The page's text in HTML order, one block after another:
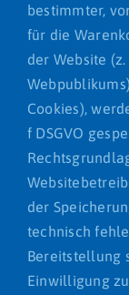
bestimmter,
für die
der Website
Cookies),
f DSGVO
der
technisch
Bereitstellung
Einwilligung